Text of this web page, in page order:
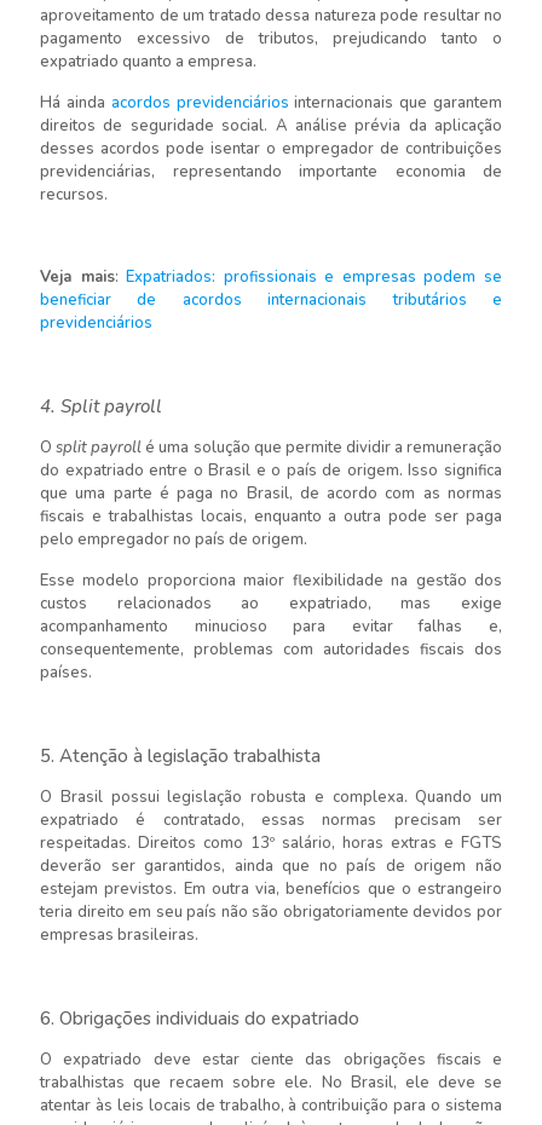
aproveitamento de um tratado dessa natureza pode resultar no
pagamento excessivo de tributos, prejudicando tanto o
expatriado quanto a empresa.
Há ainda acordos previdenciários internacionais que garantem
direitos de seguridade social. A análise prévia da aplicação
desses acordos pode isentar o empregador de contribuições
previdenciárias, representando importante economia de
recursos.
Veja mais:Expatriados: profissionais e empresas podem se
beneficiar de acordos internacionais tributários e
previdenciários
4. Split payroll
Osplit payrollé uma solução que permite dividir a remuneração
do expatriado entre o Brasil e o país de origem. Isso significa
que uma parte é paga no Brasil, de acordo com as normas
fiscais e trabalhistas locais, enquanto a outra pode ser paga
pelo empregador no país de origem.
Esse modelo proporciona maior flexibilidade na gestão dos
custos relacionados ao expatriado, mas exige
acompanhamento minucioso para evitar falhas e,
consequentemente, problemas com autoridades fiscais dos
países.
5. Atenção à legislação trabalhista
O Brasil possui legislação robusta e complexa. Quando um
expatriado é contratado, essas normas precisam ser
respeitadas. Direitos como 13º salário, horas extras e FGTS
deverão ser garantidos, ainda que no país de origem não
estejam previstos. Em outra via, benefícios que o estrangeiro
teria direito em seu país não são obrigatoriamente devidos por
empresas brasileiras.
6. Obrigações individuais do expatriado
O expatriado deve estar ciente das obrigações fiscais e
trabalhistas que recaem sobre ele. No Brasil, ele deve se
atentar às leis locais de trabalho, à contribuição para o sistema